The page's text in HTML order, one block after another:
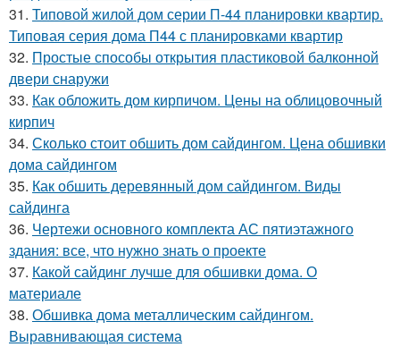
31. Типовой жилой дом серии П-44 планировки квартир.
Типовая серия дома П44 с планировками квартир
32. Простые способы открытия пластиковой балконной
двери снаружи
33. Как обложить дом кирпичом. Цены на облицовочный
кирпич
34. Сколько стоит обшить дом сайдингом. Цена обшивки
дома сайдингом
35. Как обшить деревянный дом сайдингом. Виды
сайдинга
36. Чертежи основного комплекта АС пятиэтажного
здания: все, что нужно знать о проекте
37. Какой сайдинг лучше для обшивки дома. О
материале
38. Обшивка дома металлическим сайдингом.
Выравнивающая система